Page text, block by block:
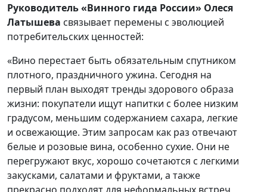
Руководитель «Винного гида России» Олеся
Латышева связывает перемены с эволюцией
потребительских ценностей:
«Вино перестает быть обязательным спутником
плотного, праздничного ужина. Сегодня на
первый план выходят тренды здорового образа
жизни: покупатели ищут напитки с более низким
градусом, меньшим содержанием сахара, легкие
и освежающие. Этим запросам как раз отвечают
белые и розовые вина, особенно сухие. Они не
перегружают вкус, хорошо сочетаются с легкими
закусками, салатами и фруктами, а также